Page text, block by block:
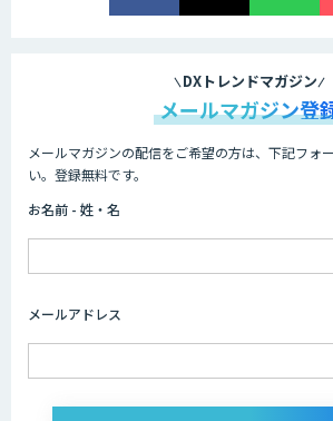
ムサービス
Datatang 高品質AIデ
DXトレンドマガジン
メールマガジン登
メールマガジンの配信をご希望の方は、下記フォ
い。登録無料です。
お名前 - 姓・名
メールアドレス